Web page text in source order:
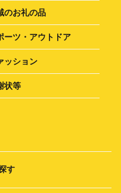
のお礼の品
ーツ・アウトドア
ッション
状等
す